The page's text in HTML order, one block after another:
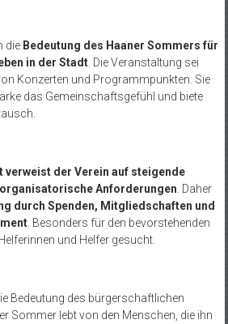
die Bedeutung des Haaner Sommers für
in der Stadt. Die Veranstaltung sei
Konzerten und Programmpunkten. Sie
das Gemeinschaftsgefühl und biete
verweist der Verein auf steigende
Anforderungen. Daher
durch Spenden, Mitgliedschaften und
. Besonders für den bevorstehenden
und Helfer gesucht.
Bedeutung des bürgerschaftlichen
Sommer lebt von den Menschen, die ihn